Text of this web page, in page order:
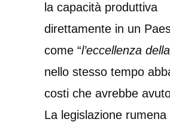
la capacità produttiva
direttamente in un
come “l’eccellenza
nello stesso tempo
costi che avrebbe
La legislazione